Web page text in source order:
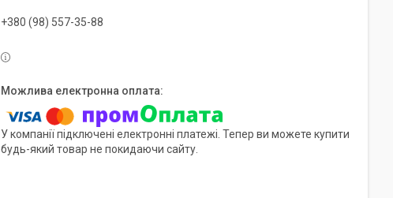
+380 (98) 557-35-88
У компанії підключені електронні платежі. Тепер ви можете купити
будь-який товар не покидаючи сайту.